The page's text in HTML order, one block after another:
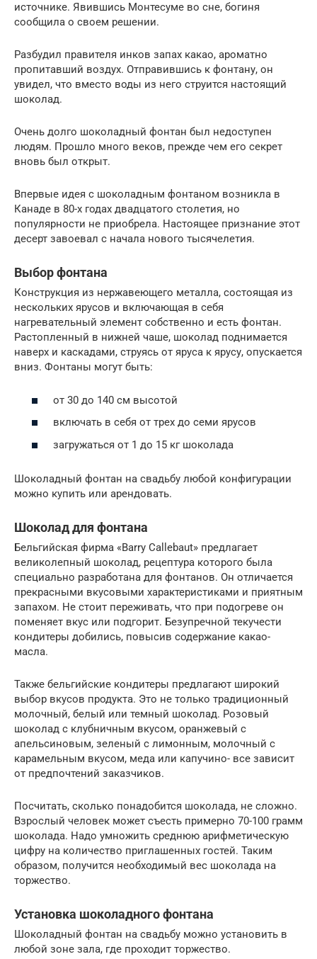
источнике. Явившись Монтесуме во сне, богиня
сообщила о своем решении.
Разбудил правителя инков запах какао, ароматно
пропитавший воздух. Отправившись к фонтану, он
увидел, что вместо воды из него струится настоящий
шоколад.
Очень долго шоколадный фонтан был недоступен
людям. Прошло много веков, прежде чем его секрет
вновь был открыт.
Впервые идея с шоколадным фонтаном возникла в
Канаде в 80-х годах двадцатого столетия, но
популярности не приобрела. Настоящее признание этот
десерт завоевал с начала нового тысячелетия.
Выбор фонтана
Конструкция из нержавеющего металла, состоящая из
нескольких ярусов и включающая в себя
нагревательный элемент собственно и есть фонтан.
Растопленный в нижней чаше, шоколад поднимается
наверх и каскадами, струясь от яруса к ярусу, опускается
вниз. Фонтаны могут быть:
от 30 до 140 см высотой
включать в себя от трех до семи ярусов
загружаться от 1 до 15 кг шоколада
Шоколадный фонтан на свадьбу любой конфигурации
можно купить или арендовать.
Шоколад для фонтана
Бельгийская фирма «Barry Callebaut» предлагает
великолепный шоколад, рецептура которого была
специально разработана для фонтанов. Он отличается
прекрасными вкусовыми характеристиками и приятным
запахом. Не стоит переживать, что при подогреве он
поменяет вкус или подгорит. Безупречной текучести
кондитеры добились, повысив содержание какао-
масла.
Также бельгийские кондитеры предлагают широкий
выбор вкусов продукта. Это не только традиционный
молочный, белый или темный шоколад. Розовый
шоколад с клубничным вкусом, оранжевый с
апельсиновым, зеленый с лимонным, молочный с
карамельным вкусом, меда или капучино- все зависит
от предпочтений заказчиков.
Посчитать, сколько понадобится шоколада, не сложно.
Взрослый человек может съесть примерно 70-100 грамм
шоколада. Надо умножить среднюю арифметическую
цифру на количество приглашенных гостей. Таким
образом, получится необходимый вес шоколада на
торжество.
Установка шоколадного фонтана
Шоколадный фонтан на свадьбу можно установить в
любой зоне зала, где проходит торжество.